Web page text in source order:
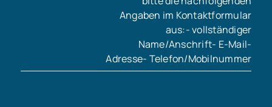
Angaben im Kontaktformular
aus:- vollständiger
Name/Anschrift- E-Mail-
Adresse- Telefon/Mobilnummer